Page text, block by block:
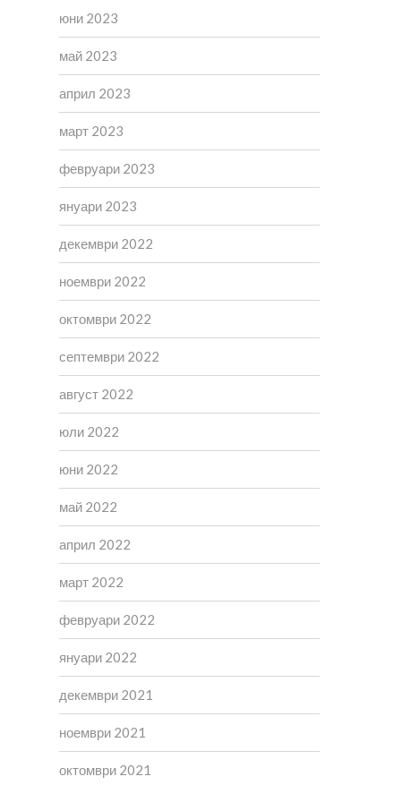
юни 2023
май 2023
април 2023
март 2023
февруари 2023
януари 2023
декември 2022
ноември 2022
октомври 2022
септември 2022
август 2022
юли 2022
юни 2022
май 2022
април 2022
март 2022
февруари 2022
януари 2022
декември 2021
ноември 2021
октомври 2021